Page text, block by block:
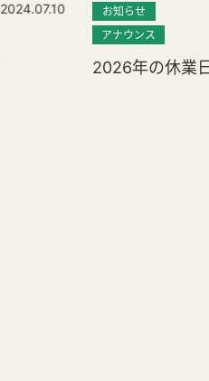
2024.07.10
お知らせ
アナウンス
2026年の休業